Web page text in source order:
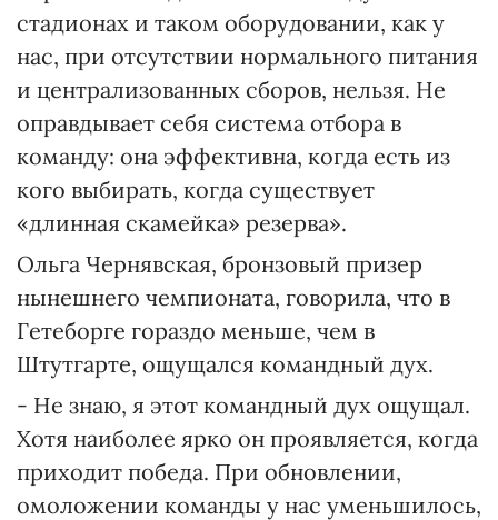
стадионах и таком оборудовании, как у
нас, при отсутствии нормального питания
и централизованных сборов, нельзя. Не
оправдывает себя система отбора в
команду: она эффективна, когда есть из
кого выбирать, когда существует
«длинная скамейка» резерва».
Ольга Чернявская, бронзовый призер
нынешнего чемпионата, говорила, что в
Гетеборге гораздо меньше, чем в
Штутгарте, ощущался командный дух.
- Не знаю, я этот командный дух ощущал.
Хотя наиболее ярко он проявляется, когда
приходит победа. При обновлении,
омоложении команды у нас уменьшилось,